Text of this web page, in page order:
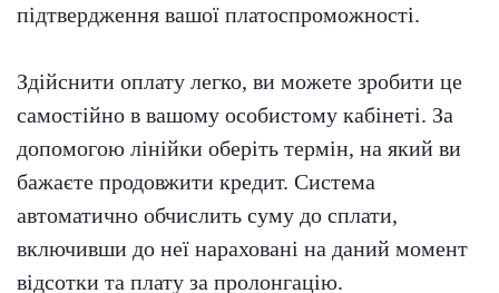
підтвердження вашої платоспроможності.
Здійснити оплату легко, ви можете зробити це
самостійно в вашому особистому кабінеті. За
допомогою лінійки оберіть термін, на який ви
бажаєте продовжити кредит. Система
автоматично обчислить суму до сплати,
включивши до неї нараховані на даний момент
відсотки та плату за пролонгацію.